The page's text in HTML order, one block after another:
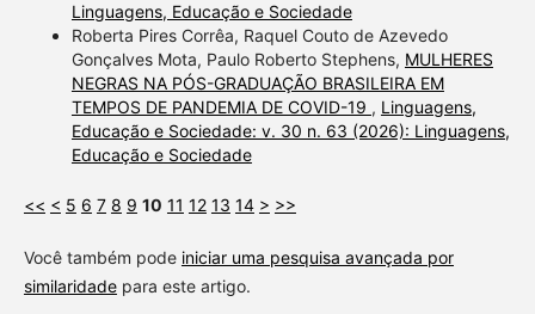
Linguagens, Educação e Sociedade
Roberta Pires Corrêa, Raquel Couto de Azevedo
Gonçalves Mota, Paulo Roberto Stephens, MULHERES
NEGRAS NA PÓS-GRADUAÇÃO BRASILEIRA EM
TEMPOS DE PANDEMIA DE COVID-19 , Linguagens,
Educação e Sociedade: v. 30 n. 63 (2026): Linguagens,
Educação e Sociedade
<< < 5 6 7 8 9 10 11 12 13 14 > >>
Você também pode iniciar uma pesquisa avançada por
similaridadepara este artigo.